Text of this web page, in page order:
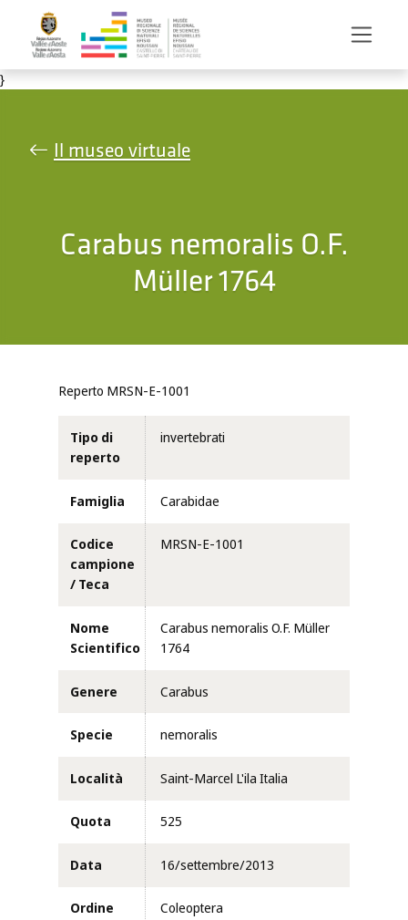
Salta al contenuto principale
}
Il museo virtuale
Carabus nemoralis O.F.
Müller 1764
Reperto MRSN-E-1001
Tipo di
reperto
invertebrati
Famiglia Carabidae
Codice
campione
/ Teca
MRSN-E-1001
Nome
Scientifico
Carabus nemoralis O.F. Müller
1764
Genere Carabus
Specie nemoralis
Località Saint-Marcel L'ila Italia
Quota 525
Data 16/settembre/2013
Ordine Coleoptera